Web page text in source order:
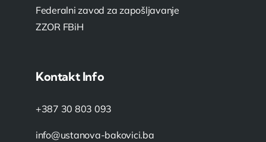
Federalni zavod za zapošljavanje
ZZOR FBiH
Kontakt Info
+387 30 803 093
info@ustanova-bakovici.ba